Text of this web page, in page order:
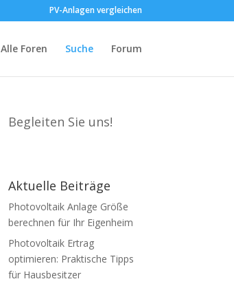
PV-Anlagen vergleichen
Alle Foren Suche Forum
Begleiten Sie uns!
Aktuelle Beiträge
Photovoltaik Anlage Größe
berechnen für Ihr Eigenheim
Photovoltaik Ertrag
optimieren: Praktische Tipps
für Hausbesitzer